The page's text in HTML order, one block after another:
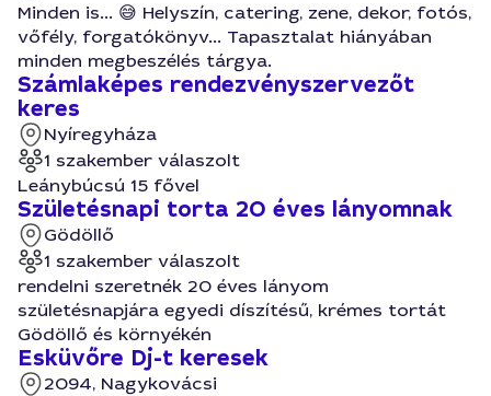
Minden is... 😅 Helyszín, catering, zene, dekor, fotós,
vőfély, forgatókönyv... Tapasztalat hiányában
minden megbeszélés tárgya.
Számlaképes rendezvényszervezőt
keres
Nyíregyháza
1 szakember válaszolt
Leánybúcsú 15 fővel
Születésnapi torta 20 éves lányomnak
Gödöllő
1 szakember válaszolt
rendelni szeretnék 20 éves lányom
születésnapjára egyedi díszítésű, krémes tortát
Gödöllő és környékén
Esküvőre Dj-t keresek
2094, Nagykovácsi